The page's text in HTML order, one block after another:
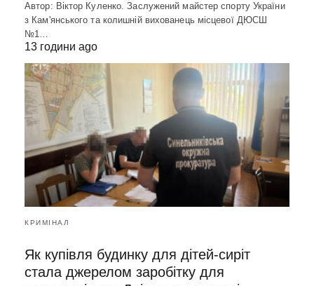
Автор: Віктор Куленко. Заслужений майстер спорту України
з Кам'янського та колишній вихованець місцевої ДЮСШ
№1…
13 години ago
КРИМІНАЛ
Як купівля будинку для дітей-сиріт
стала джерелом заробітку для